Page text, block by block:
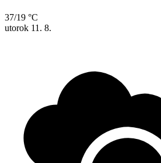
37/19 °C
utorok 11. 8.